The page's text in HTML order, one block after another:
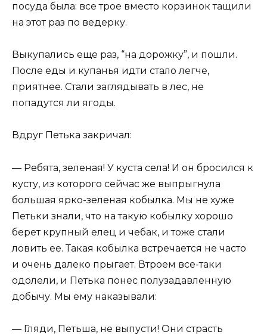
посуда была: все трое вместо корзинок тащили
на этот раз по ведерку.
Выкупались еще раз, “на дорожку”, и пошли.
После еды и купанья идти стало легче,
приятнее. Стали заглядывать в лес, не
попадутся ли ягоды.
Вдруг Петька закричал:
— Ребята, зеленая! У куста села! И он бросился к
кусту, из которого сейчас же выпрыгнула
большая ярко-зеленая кобылка. Мы не хуже
Петьки знали, что на такую кобылку хорошо
берет крупный елец и чебак, и тоже стали
ловить ее. Такая кобылка встречается не часто
и очень далеко прыгает. Втроем все-таки
одолели, и Петька понес полузадавленную
добычу. Мы ему наказывали:
— Гляди, Петьша, не выпусти! Они страсть